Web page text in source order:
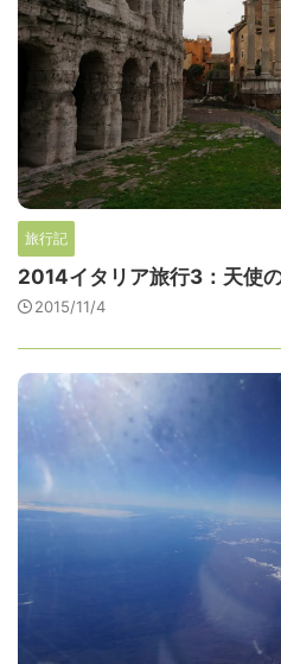
旅行記
2014イタリア旅行3：天使
2015/11/4